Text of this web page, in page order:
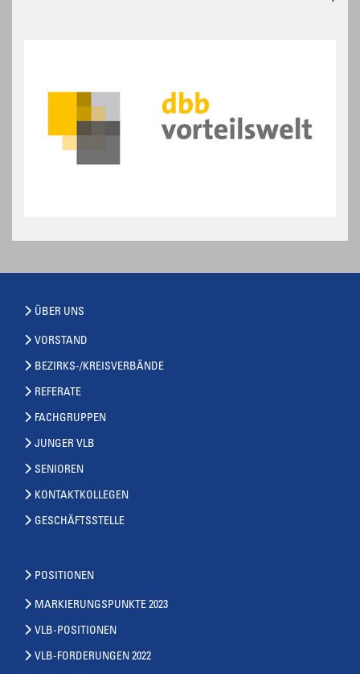
ÜBER UNS
VORSTAND
BEZIRKS-/KREISVERBÄNDE
REFERATE
FACHGRUPPEN
JUNGER VLB
SENIOREN
KONTAKTKOLLEGEN
GESCHÄFTSSTELLE
POSITIONEN
MARKIERUNGSPUNKTE 2023
VLB-POSITIONEN
VLB-FORDERUNGEN 2022